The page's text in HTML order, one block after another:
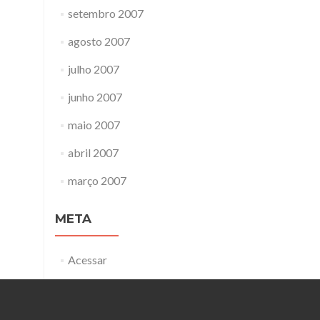
setembro 2007
agosto 2007
julho 2007
junho 2007
maio 2007
abril 2007
março 2007
META
Acessar